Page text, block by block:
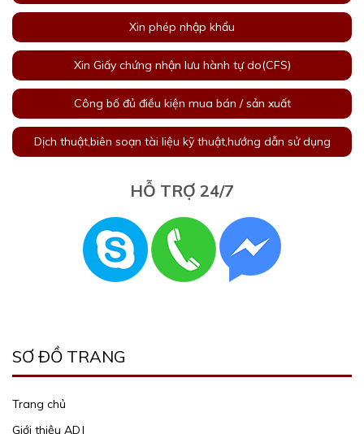
Xin phép nhập khẩu
Xin Giấy chứng nhận lưu hành tự do(CFS)
Công bố đủ điều kiện mua bán / sản xuất
Dịch thuật,biên soạn tài liệu kỹ thuật,hướng dẫn sử dụng
HỖ TRỢ 24/7
SƠ ĐỒ TRANG
Trang chủ
Giới thiệu ADJ